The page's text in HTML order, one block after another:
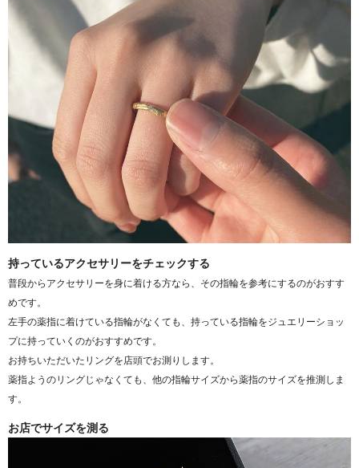
持っているアクセサリーをチェックする
普段からアクセサリーを身に着ける方なら、その指輪を参考にするのがおすす
めです。
左手の薬指に着けている指輪がなくても、持っている指輪をジュエリーショッ
プに持っていくのがおすすめです。
お持ちいただいたリングを店頭でお測りします。
薬指ようのリングじゃなくても、他の指輪サイズから薬指のサイズを推測しま
す。
お店でサイズを測る